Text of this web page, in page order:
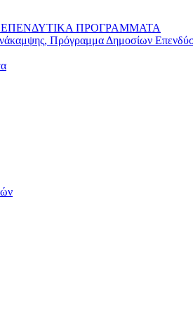
ΕΠΕΝΔΥΤΙΚΑ ΠΡΟΓΡΑΜΜΑΤΑ
Πρόγραμμα Δημοσίων